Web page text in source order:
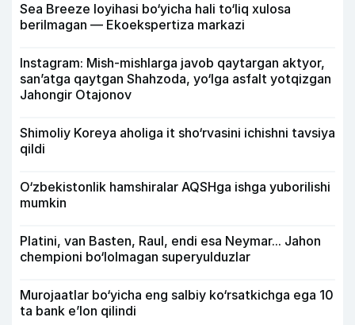
Sea Breeze loyihasi bo‘yicha hali to‘liq xulosa
berilmagan — Ekoekspertiza markazi
Instagram: Mish-mishlarga javob qaytargan aktyor,
san’atga qaytgan Shahzoda, yo‘lga asfalt yotqizgan
Jahongir Otajonov
Shimoliy Koreya aholiga it sho‘rvasini ichishni tavsiya
qildi
O‘zbekistonlik hamshiralar AQSHga ishga yuborilishi
mumkin
Platini, van Basten, Raul, endi esa Neymar... Jahon
chempioni bo‘lolmagan superyulduzlar
Murojaatlar bo‘yicha eng salbiy ko‘rsatkichga ega 10
ta bank e’lon qilindi